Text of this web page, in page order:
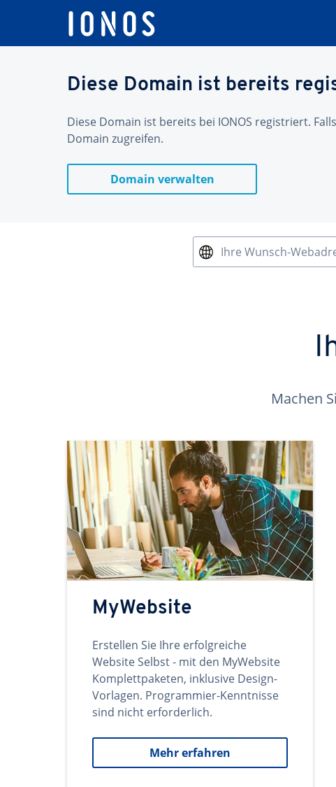
Diese Domain ist bereits
Diese Domain ist bereits bei IONOS registriert.
Domain zugreifen.
Domain verwalten
Ihre Wunsch-
Machen
MyWebsite
Erstellen Sie Ihre erfolgreiche
Website Selbst - mit den MyWebsite
Komplettpaketen, inklusive Design-
Vorlagen. Programmier-Kenntnisse
sind nicht erforderlich.
Mehr erfahren